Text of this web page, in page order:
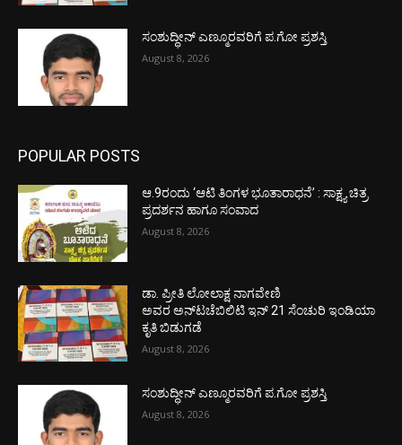
ಸಂಶುದ್ಧೀನ್ ಎಣ್ಮೂರವರಿಗೆ ಪ.ಗೋ ಪ್ರಶಸ್ತಿ
August 8, 2026
POPULAR POSTS
ಆ.9ರಂದು ‘ಆಟಿ ತಿಂಗಳ ಭೂತಾರಾಧನೆ’ : ಸಾಕ್ಷ್ಯ ಚಿತ್ರ
ಪ್ರದರ್ಶನ ಹಾಗೂ ಸಂವಾದ
August 8, 2026
ಡಾ. ಪ್ರೀತಿ ಲೋಲಾಕ್ಷ ನಾಗವೇಣಿ
ಅವರ ಅನ್‌ಟಚೆಬಿಲಿಟಿ ಇನ್ 21 ಸೆಂಚುರಿ ಇಂಡಿಯಾ
ಕೃತಿ ಬಿಡುಗಡೆ
August 8, 2026
ಸಂಶುದ್ಧೀನ್ ಎಣ್ಮೂರವರಿಗೆ ಪ.ಗೋ ಪ್ರಶಸ್ತಿ
August 8, 2026